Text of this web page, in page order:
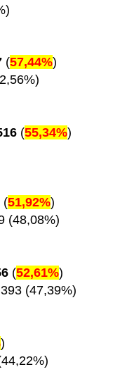
(57,44%)
(55,34%)
(51,92%)
(48,08%)
(52,61%)
(47,39%)
)